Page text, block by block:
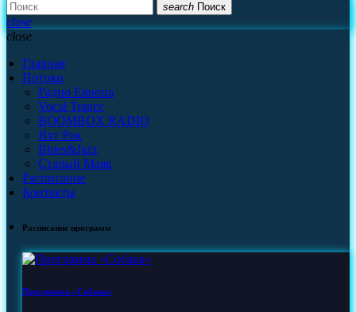
search Поиск
close
close
Главная
Потоки
Радио Европа
Vocal Trance
BOOMBOX RADIO
Яхт Рок
Blues&Jazz
Старый Маяк
Расписание
Контакты
Расписание программ
Программа «Собака»